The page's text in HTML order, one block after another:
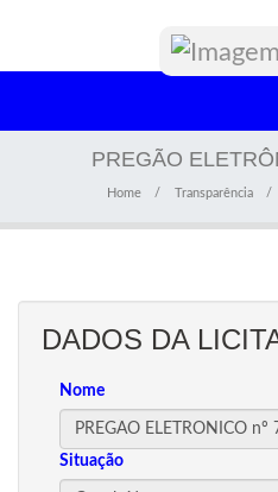
PREGÃO
Home Transparência
DADOS DA
Nome
Situação